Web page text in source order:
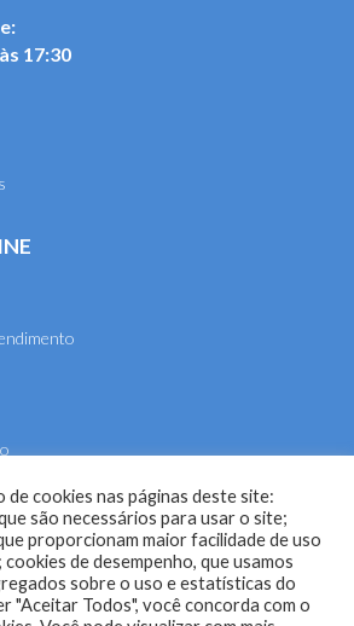
17:30
de cookies nas páginas deste site:
são necessários para usar o site;
proporcionam maior facilidade de uso
de desempenho, que usamos
sobre o uso e estatísticas do
"Aceitar Todos", você concorda com o